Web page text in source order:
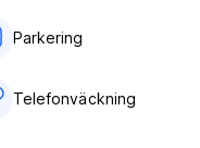
Parkering
Telefonväckning